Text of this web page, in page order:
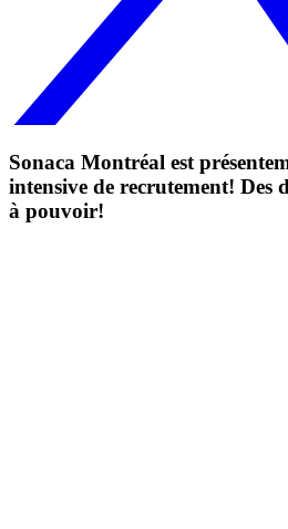
Sonaca Montréal est
intensive de recrutement! Des
à pouvoir!